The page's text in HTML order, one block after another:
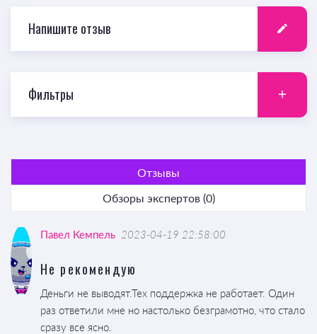
Напишите отзыв
Фильтры
Отзывы
Обзоры экспертов (0)
Павел Кемпель 2023-04-19 22:58:00
Не рекомендую
Деньги не выводят.Тех поддержка не работает. Один
раз ответили мне но настолько безграмотно, что стало
сразу все ясно.